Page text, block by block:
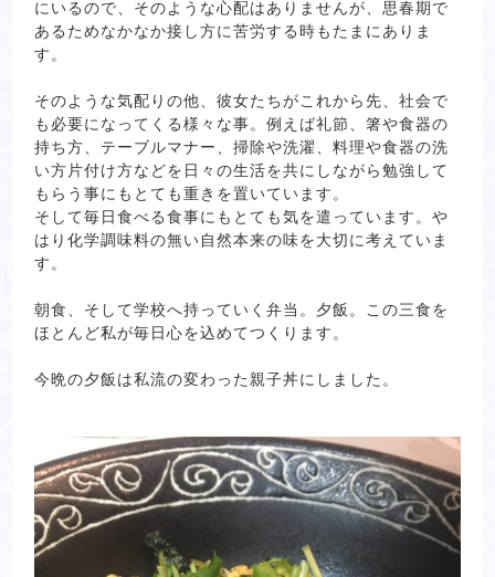
にいるので、そのような心配はありませんが、思春期で
あるためなかなか接し方に苦労する時もたまにありま
す。
そのような気配りの他、彼女たちがこれから先、社会で
も必要になってくる様々な事。例えば礼節、箸や食器の
持ち方、テーブルマナー、掃除や洗濯、料理や食器の洗
い方片付け方などを日々の生活を共にしながら勉強して
もらう事にもとても重きを置いています。
そして毎日食べる食事にもとても気を遣っています。や
はり化学調味料の無い自然本来の味を大切に考えていま
す。
朝食、そして学校へ持っていく弁当。夕飯。この三食を
ほとんど私が毎日心を込めてつくります。
今晩の夕飯は私流の変わった親子丼にしました。